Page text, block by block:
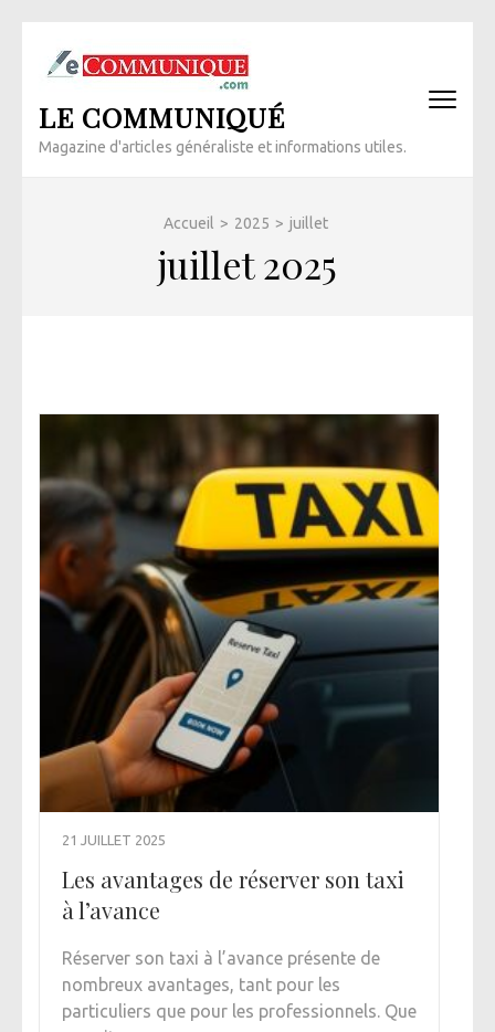
(Pressez
Entrée)
LE COMMUNIQUÉ
Magazine d'articles généraliste et informations utiles.
Accueil > 2025 > juillet
juillet 2025
21 JUILLET 2025
Les avantages de réserver son taxi
à l’avance
Réserver son taxi à l’avance présente de
nombreux avantages, tant pour les
particuliers que pour les professionnels. Que